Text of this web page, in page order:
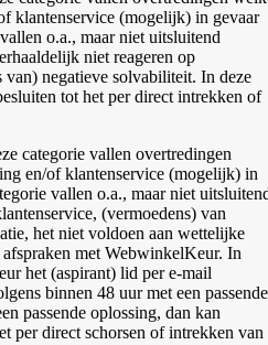
klantenservice (mogelijk) in gevaar
o.a., maar niet uitsluitend
niet reageren op
van) negatieve solvabiliteit. In deze
tot het per direct intrekken of
categorie vallen overtredingen
en/of klantenservice (mogelijk) in
vallen o.a., maar niet
(vermoedens) van
het niet voldoen aan wettelijke
met WebwinkelKeur. In
het (aspirant) lid per e-mail
binnen 48 uur met een passende
passende oplossing, dan kan
per direct schorsen of intrekken van